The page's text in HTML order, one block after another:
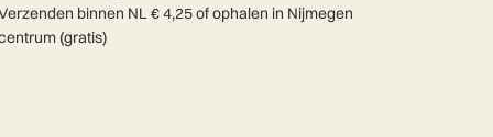
binnen NL € 4,25 of ophalen in Nijmegen
(gratis)